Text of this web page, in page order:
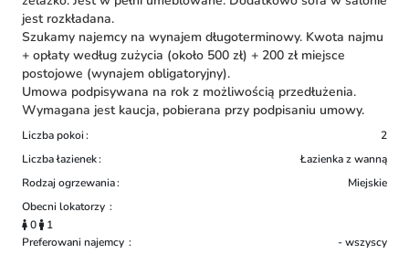
jest rozkładana.
Szukamy najemcy na wynajem długoterminowy. Kwota najmu
+ opłaty według zużycia (około 500 zł) + 200 zł miejsce
postojowe (wynajem obligatoryjny).
Umowa podpisywana na rok z możliwością przedłużenia.
Wymagana jest kaucja, pobierana przy podpisaniu umowy.
Liczba pokoi
2
Liczba łazienek
Łazienka z wanną
Rodzaj ogrzewania
Miejskie
Obecni lokatorzy
0
1
Preferowani najemcy
- wszyscy